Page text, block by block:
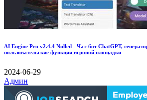
AI Engine Pro v2.4.4 Nulled - Чат-бот ChatGPT,
пользовательские функции игровой площадки
2024-06-29
Админ